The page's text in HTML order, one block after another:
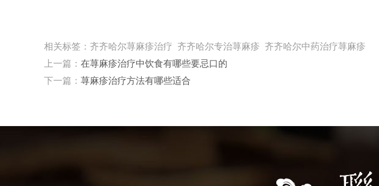
相关标签：齐齐哈尔荨麻疹治疗 齐齐哈尔专治荨麻疹 齐齐哈尔中药治疗荨麻疹
上一篇： 在荨麻疹治疗中饮食有哪些要忌口的
下一篇： 荨麻疹治疗方法有哪些适合